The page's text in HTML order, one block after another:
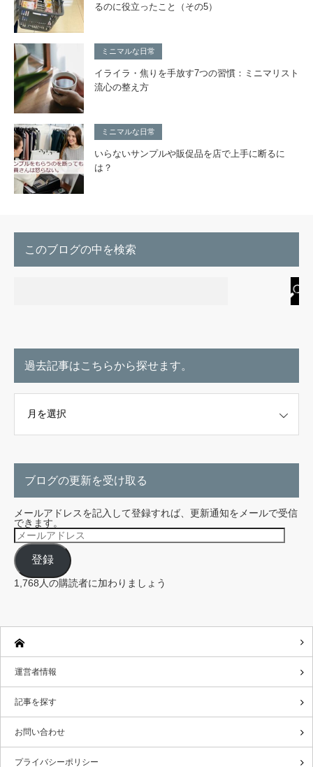
るのに役立ったこと（その5）
ミニマルな日常
イライラ・焦りを手放す7つの習慣：ミニマリスト
流心の整え方
ミニマルな日常
いらないサンプルや販促品を店で上手に断るに
は？
このブログの中を検索
過去記事はこちらから探せます。
ブログの更新を受け取る
メールアドレスを記入して登録すれば、更新通知をメールで受信
できます。
メ
ー
ル
ア
ド
レ
ス
登録
1,768人の購読者に加わりましょう
運営者情報
記事を探す
お問い合わせ
プライバシーポリシー